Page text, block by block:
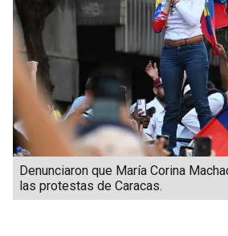
Denunciaron que María Corina
las protestas de Caracas.